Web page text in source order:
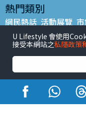
熱門類別
網民熱話 活動展覽
銅鑼灣好去處 元朗好
餐廳情報 戶外郊遊
熱門標籤
#UGO搵好去處 #人氣
#親子玩樂好去處
#UJetso禮物放送
U Lifestyle 會使用
接受本網站之私隱政策